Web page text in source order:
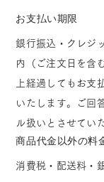
お支払い期限
銀行振込・クレジ
内（ご注文日を含
上経過してもお支
いたします。ご回
ル扱いとさせてい
商品代金以外の料
消費税・配送料・